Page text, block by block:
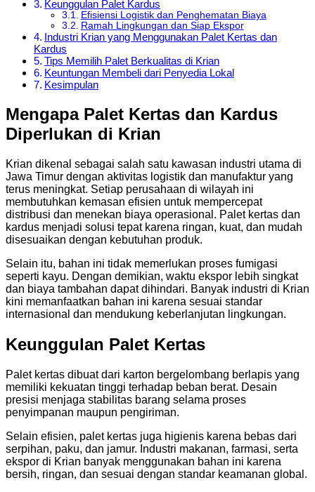
Keunggulan Palet Kardus
Efisiensi Logistik dan Penghematan Biaya
Ramah Lingkungan dan Siap Ekspor
Industri Krian yang Menggunakan Palet Kertas dan
Kardus
Tips Memilih Palet Berkualitas di Krian
Keuntungan Membeli dari Penyedia Lokal
Kesimpulan
Mengapa Palet Kertas dan Kardus
Diperlukan di Krian
Krian dikenal sebagai salah satu kawasan industri utama di
Jawa Timur dengan aktivitas logistik dan manufaktur yang
terus meningkat. Setiap perusahaan di wilayah ini
membutuhkan kemasan efisien untuk mempercepat
distribusi dan menekan biaya operasional. Palet kertas dan
kardus menjadi solusi tepat karena ringan, kuat, dan mudah
disesuaikan dengan kebutuhan produk.
Selain itu, bahan ini tidak memerlukan proses fumigasi
seperti kayu. Dengan demikian, waktu ekspor lebih singkat
dan biaya tambahan dapat dihindari. Banyak industri di Krian
kini memanfaatkan bahan ini karena sesuai standar
internasional dan mendukung keberlanjutan lingkungan.
Keunggulan Palet Kertas
Palet kertas dibuat dari karton bergelombang berlapis yang
memiliki kekuatan tinggi terhadap beban berat. Desain
presisi menjaga stabilitas barang selama proses
penyimpanan maupun pengiriman.
Selain efisien, palet kertas juga higienis karena bebas dari
serpihan, paku, dan jamur. Industri makanan, farmasi, serta
ekspor di Krian banyak menggunakan bahan ini karena
bersih, ringan, dan sesuai dengan standar keamanan global.